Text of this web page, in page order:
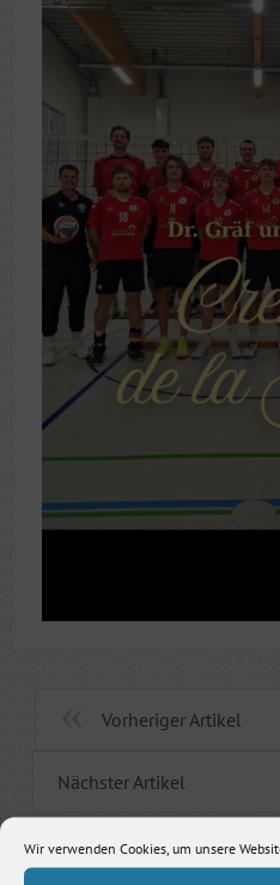
Wir verwenden Cookies, um unsere
Vorheriger Artikel
Nächster Artikel